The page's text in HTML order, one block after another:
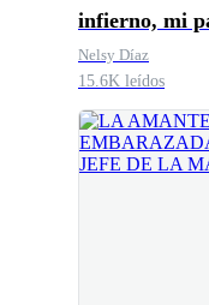
infierno, mi
Nelsy Díaz
15.6K leídos